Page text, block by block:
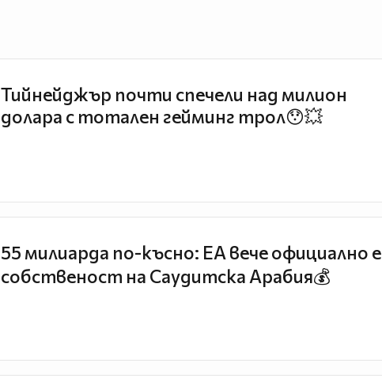
Тийнейджър почти спечели над милион
долара с тотален гейминг трол😯💥
55 милиарда по-късно: EA вече официално е
собственост на Саудитска Арабия💰